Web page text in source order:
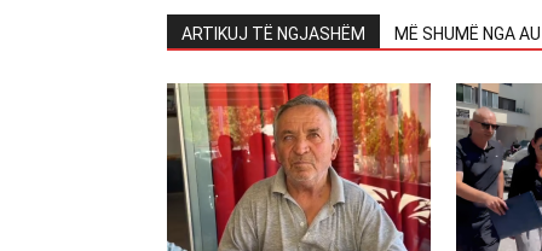
ARTIKUJ TË NGJASHËM MË SHUMË NGA